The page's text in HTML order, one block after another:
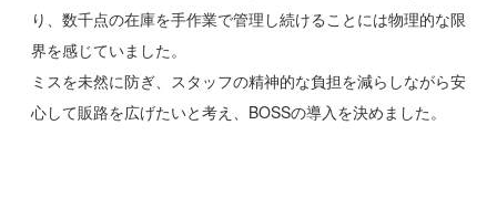
り、数千点の在庫を手作業で管理し続けることには物理的な限
界を感じていました。
ミスを未然に防ぎ、スタッフの精神的な負担を減らしながら安
心して販路を広げたいと考え、BOSSの導入を決めました。